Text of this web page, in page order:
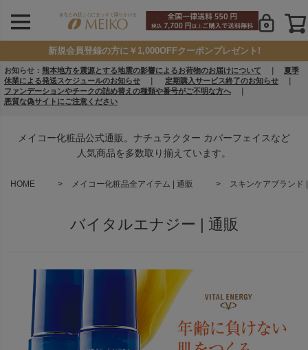
新規会員登録の方に￥1,000OFFクーポンプレゼント!
お知らせ： 熊本地方を震源とする地震の影響によるお荷物のお届けについて
夏季
休業による発送スケジュールのお知らせ
定期購入サービス終了のお知らせ
ファンデーションやチークの詰め替えの種類や番号がご不明な方へ
悪質な偽サイトにご注意ください
メイコー化粧品公式通販。ナチュラクター カバーフェイスなど
人気商品を多数取り揃えています。
HOME メイコー化粧品全アイテム | 通販 スキンケアブランド
バイタルエナジー | 通販